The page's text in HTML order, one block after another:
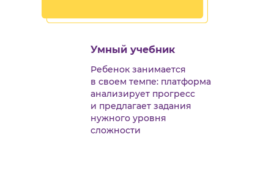
Умный учебник
Ребенок занимается
в своем темпе: платформа
анализирует прогресс
и предлагает задания
нужного уровня
сложности